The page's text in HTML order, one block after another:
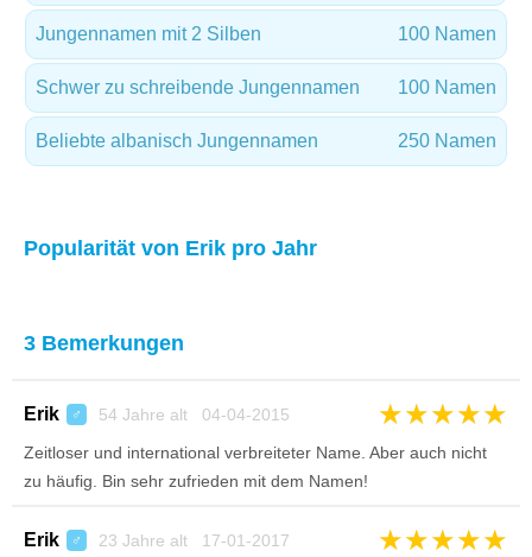
Jungennamen mit 2 Silben 100 Namen
Schwer zu schreibende Jungennamen 100 Namen
Beliebte albanisch Jungennamen 250 Namen
Popularität von Erik pro Jahr
3 Bemerkungen
Erik ♂ 54 Jahre alt 04-04-2015 ★★★★★
Zeitloser und international verbreiteter Name. Aber auch nicht
zu häufig. Bin sehr zufrieden mit dem Namen!
Erik ♂ 23 Jahre alt 17-01-2017 ★★★★★